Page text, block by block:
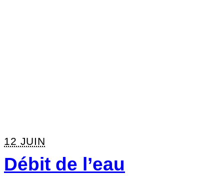
12 JUIN
Débit de l’eau